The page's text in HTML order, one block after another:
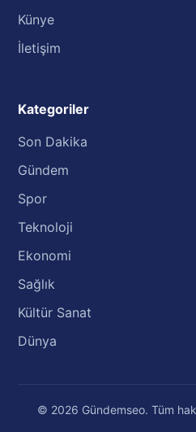
Künye
İletişim
Kategoriler
Son Dakika
Gündem
Spor
Teknoloji
Ekonomi
Sağlık
Kültür Sanat
Dünya
© 2026 Gündemseo. Tüm